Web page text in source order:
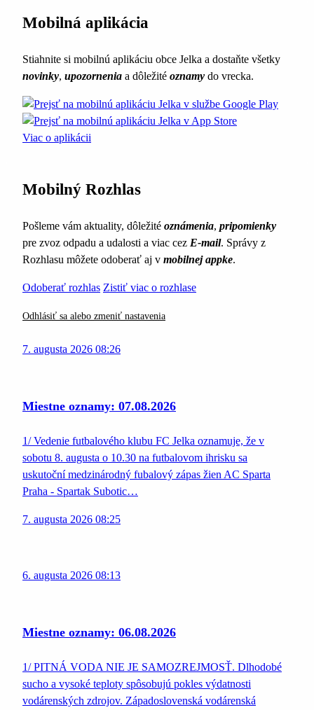
Mobilná aplikácia
Stiahnite si mobilnú aplikáciu obce Jelka a dostaňte všetky
novinky, upozornenia a dôležité oznamy do vrecka.
Viac o aplikácii
Mobilný Rozhlas
Pošleme vám aktuality, dôležité oznámenia, pripomienky
pre zvoz odpadu a udalosti a viac cez E-mail. Správy z
Rozhlasu môžete odoberať aj v mobilnej appke.
Odoberať rozhlas Zistiť viac o rozhlase
Odhlásiť sa alebo zmeniť nastavenia
7. augusta 2026 08:26
Miestne oznamy: 07.08.2026
1/ Vedenie futbalového klubu FC Jelka oznamuje, že v
sobotu 8. augusta o 10.30 na futbalovom ihrisku sa
uskutoční medzinárodný fubalový zápas žien AC Sparta
Praha - Spartak Subotic…
7. augusta 2026 08:25
6. augusta 2026 08:13
Miestne oznamy: 06.08.2026
1/ PITNÁ VODA NIE JE SAMOZREJMOSŤ. Dlhodobé
sucho a vysoké teploty spôsobujú pokles výdatnosti
vodárenských zdrojov. Západoslovenská vodárenská